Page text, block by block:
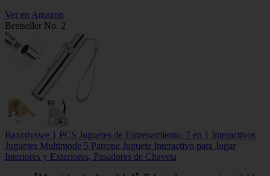
Ver en Amazon
Bestseller No. 2
Baxcdyswe 1 PCS Juguetes de Entrenamiento, 7 en 1 Interactivos
Juguetes Multimode 5 Patrone Juguete Interactivo para Jugar
Interiores y Exteriores, Pasadores de Chaveta